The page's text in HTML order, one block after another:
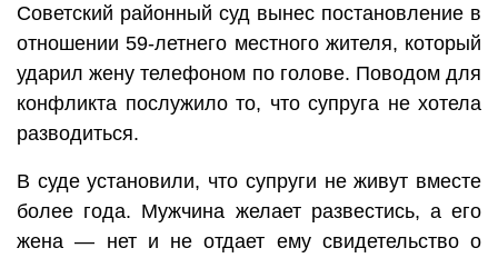
Советский районный суд вынес постановление в
отношении 59-летнего местного жителя, который
ударил жену телефоном по голове. Поводом для
конфликта послужило то, что супруга не хотела
разводиться.
В суде установили, что супруги не живут вместе
более года. Мужчина желает развестись, а его
жена — нет и не отдает ему свидетельство о